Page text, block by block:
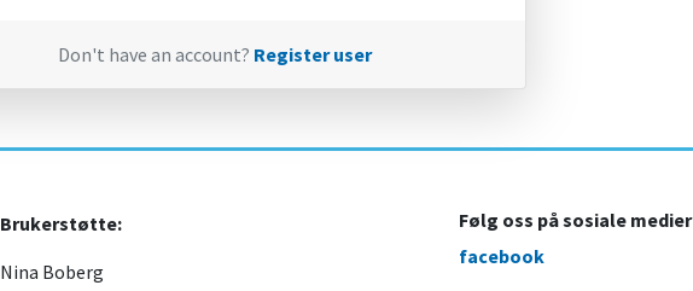
Don't have an account? Register user
Brukerstøtte:
Nina Boberg
Følg oss på sosiale medier
facebook